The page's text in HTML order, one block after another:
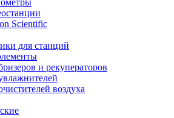
Scientific
для станций
и рекуператоров
воздуха